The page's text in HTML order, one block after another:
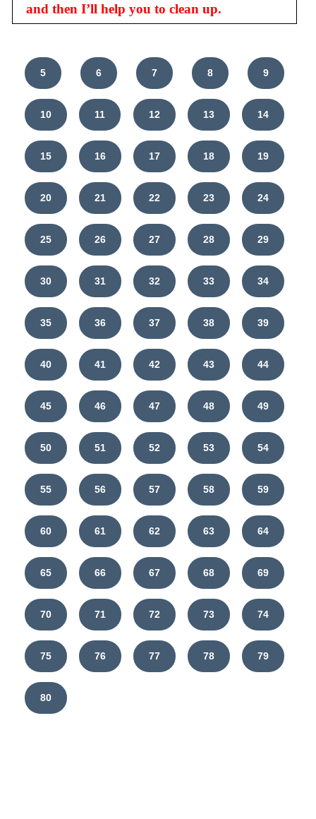
and then I’ll help you to clean up.
5 6 7 8 9
10 11 12 13 14
15 16 17 18 19
20 21 22 23 24
25 26 27 28 29
30 31 32 33 34
35 36 37 38 39
40 41 42 43 44
45 46 47 48 49
50 51 52 53 54
55 56 57 58 59
60 61 62 63 64
65 66 67 68 69
70 71 72 73 74
75 76 77 78 79
80